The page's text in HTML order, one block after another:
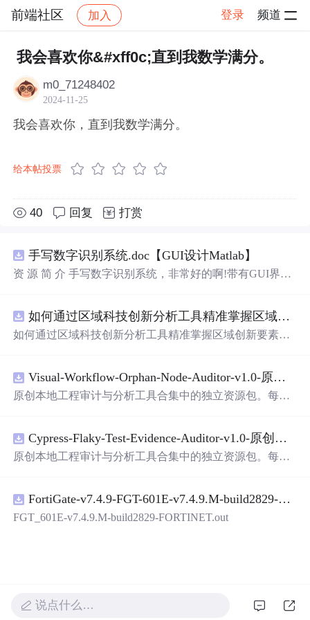
前端社区 加入 登录 频道
社区 前端社区 感慨 帖子详情
我会喜欢你&#xff0c;直到我数学满分。
m0_71248402
2024-11-25
我会喜欢你，直到我数学满分。
给本帖投票
40 回复 打赏
手写数字识别系统.doc【GUI设计Matlab】
资 源 简 介 手写数字识别系统，非常好的啊!带有GUI界
带有直观的图形用户界面（GUI），非常容易使用。你只
需要将手写数字输入系统，它将立即给出准确的识别结
是一个非常方便和实用的工具，你一定会喜欢它的！
如何通过区域科技创新分析工具精准掌握区域创新要素分布与产业链融合现状？.docx
如何通过区域科技创新分析工具精准掌握区域创新要素分
Visual-Workflow-Orphan-Node-Auditor-v1.0-原创源码与文档.zip
原创本地工程审计与分析工具合集中的独立资源包。每个
README、运行说明、功能清单、MIT License及原创与授
权声明。解压后进入project目录，执行npm test验证算法，
目源码、Logo、官方截图、论文、生产日志或其他受限素
材。适合前端开发、AI应用工程、测试审计和课程实践。
Cypress-Flaky-Test-Evidence-Auditor-v1.0-原创源码与文档.zip
原创本地工程审计与分析工具合集中的独立资源包。每个
README、运行说明、功能清单、MIT License及原创与授
权声明。解压后进入project目录，执行npm test验证算法，
FortiGate-v7.4.9-FGT-601E-v7.4.9.M-build2829-FORTINET.out
FGT_601E-v7.4.9.M-build2829-FORTINET.out
说点什么…